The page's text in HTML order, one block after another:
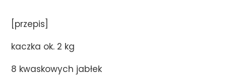
[przepis]
kaczka ok. 2 kg
8 kwaskowych jabłek